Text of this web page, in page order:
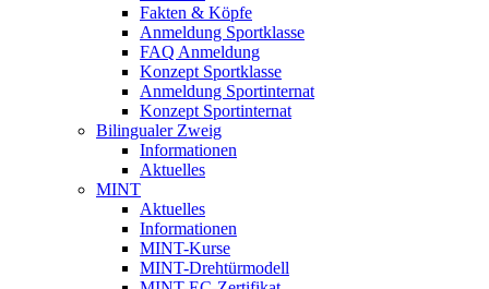
Fakten & Köpfe
Anmeldung Sportklasse
FAQ Anmeldung
Konzept Sportklasse
Anmeldung Sportinternat
Konzept Sportinternat
Bilingualer Zweig
Informationen
Aktuelles
MINT
Aktuelles
Informationen
MINT-Kurse
MINT-Drehtürmodell